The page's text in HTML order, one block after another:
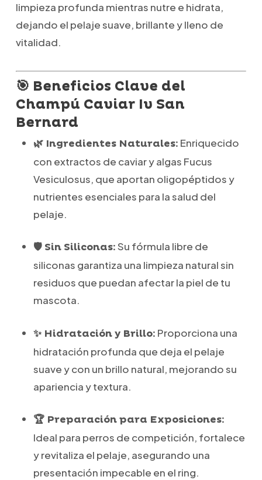
limpieza profunda mientras nutre e hidrata,
dejando el pelaje suave, brillante y lleno de
vitalidad.
🎯 Beneficios Clave del
Champú Caviar Iv San
Bernard
🌿 Ingredientes Naturales: Enriquecido
con extractos de caviar y algas Fucus
Vesiculosus, que aportan oligopéptidos y
nutrientes esenciales para la salud del
pelaje.
🛡️ Sin Siliconas:Su fórmula libre de
siliconas garantiza una limpieza natural sin
residuos que puedan afectar la piel de tu
mascota.
✨ Hidratación y Brillo: Proporciona una
hidratación profunda que deja el pelaje
suave y con un brillo natural, mejorando su
apariencia y textura.
🏆 Preparación para Exposiciones:
Ideal para perros de competición, fortalece
y revitaliza el pelaje, asegurando una
presentación impecable en el ring.